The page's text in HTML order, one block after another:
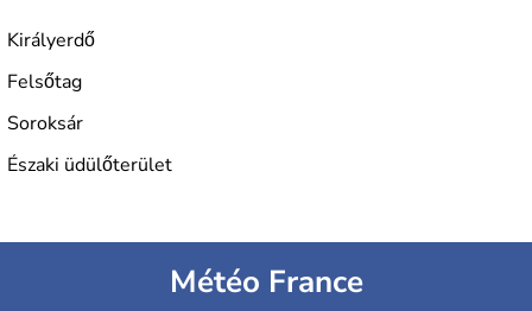
développée en Hongrie.
Királyerdő
Felsőtag
Soroksár
Északi üdülőterület
Météo France